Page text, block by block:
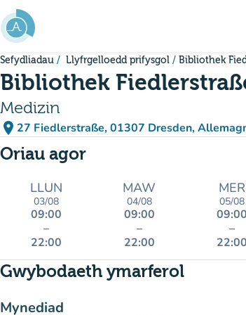
Mynd i'r prif gynnwys
Sefydliadau Llyfrgelloedd prifysgol Bibliothek
Bibliothek
Medizin
place 27 Fiedlerstraße, 01307 Dresden,
(agor yn Google Maps)
(tab newydd)
Oriau agor
LLUN
03/08
09:00
–
22:00
MAW
04/08
09:00
–
22:00
MER
05/08
09:00
–
22:00
Gwybodaeth ymarferol
Mynediad